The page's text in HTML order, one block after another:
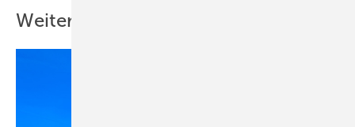
Weitere Inhalte